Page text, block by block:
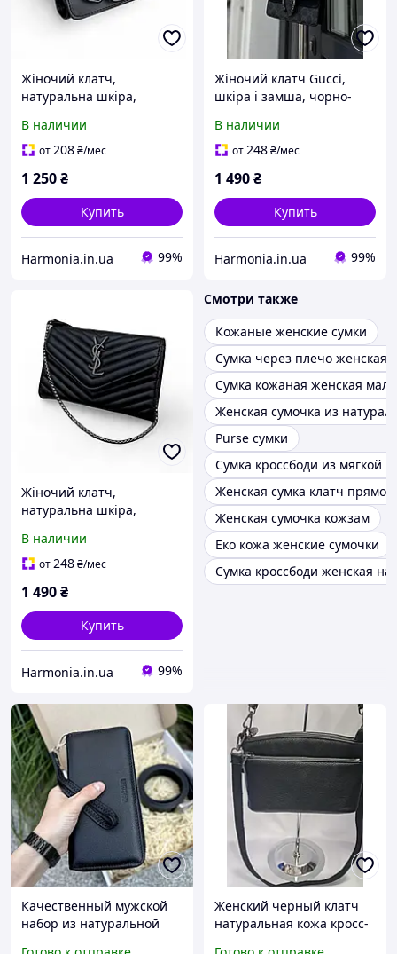
Жіночий клатч,
натуральна шкіра,
В наличии
от208₴/мес
1 250₴
Купить
Harmonia.in.ua 99%
Жіночий клатч Gucci,
шкіра і замша, чорно-
В наличии
от248₴/мес
1 490₴
Купить
Harmonia.in.ua 99%
Жіночий клатч,
натуральна шкіра,
В наличии
от248₴/мес
1 490₴
Купить
Harmonia.in.ua 99%
Смотри также
Кожаные женские сумки
Сумка через плечо женская
Сумка кожаная женская
Женская сумочка из
Purse сумки
Сумка кроссбоди из мягкой
Женская сумка клатч
Женская сумочка кожзам
Еко кожа женские сумочки
Сумка кроссбоди женская
Качественный мужской
набор из натуральной
Женский черный клатч
натуральная кожа кросс-